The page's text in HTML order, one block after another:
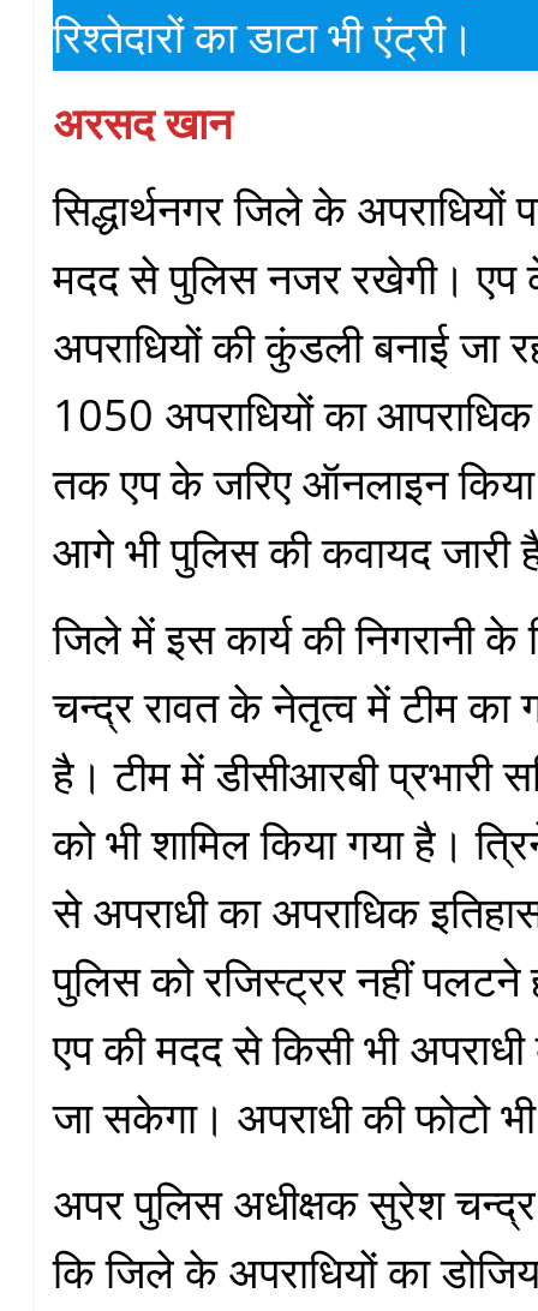
रिश्तेदारों का डाटा भी एंट्री।
अरसद खान
सिद्धार्थनगर जिले के अपराधियों
मदद से पुलिस नजर रखेगी। एप
अपराधियों की कुंडली बनाई जा
1050 अपराधियों का
तक एप के जरिए ऑनलाइन
आगे भी पुलिस की कवायद जारी
जिले में इस कार्य की निगरानी
चन्द्र रावत के नेतृत्व में टीम का
है। टीम में डीसीआरबी प्रभारी
को भी शामिल किया गया है।
से अपराधी का अपराधिक
पुलिस को रजिस्ट्रर नहीं पलटने
एप की मदद से किसी भी
जा सकेगा। अपराधी की फोटो
अपर पुलिस अधीक्षक सुरेश चन्द्र
कि जिले के अपराधियों का